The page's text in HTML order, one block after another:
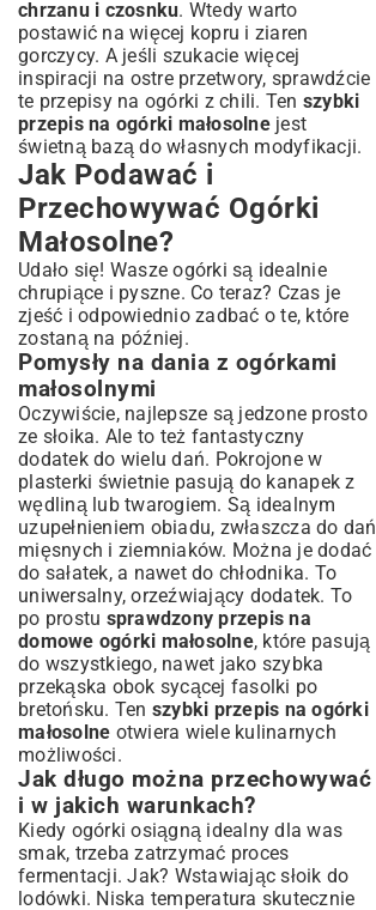
chrzanu i czosnku. Wtedy warto
postawić na więcej kopru i ziaren
gorczycy. A jeśli szukacie więcej
inspiracji na ostre przetwory, sprawdźcie
te przepisy na ogórki z chili. Ten szybki
przepis na ogórki małosolnejest
świetną bazą do własnych modyfikacji.
Jak Podawać i
Przechowywać Ogórki
Małosolne?
Udało się! Wasze ogórki są idealnie
chrupiące i pyszne. Co teraz? Czas je
zjeść i odpowiednio zadbać o te, które
zostaną na później.
Pomysły na dania z ogórkami
małosolnymi
Oczywiście, najlepsze są jedzone prosto
ze słoika. Ale to też fantastyczny
dodatek do wielu dań. Pokrojone w
plasterki świetnie pasują do kanapek z
wędliną lub twarogiem. Są idealnym
uzupełnieniem obiadu, zwłaszcza do dań
mięsnych i ziemniaków. Można je dodać
do sałatek, a nawet do chłodnika. To
uniwersalny, orzeźwiający dodatek. To
po prostu sprawdzony przepis na
domowe ogórki małosolne, które pasują
do wszystkiego, nawet jako szybka
przekąska obok sycącej fasolki po
bretońsku. Ten szybki przepis na ogórki
małosolne otwiera wiele kulinarnych
możliwości.
Jak długo można przechowywać
i w jakich warunkach?
Kiedy ogórki osiągną idealny dla was
smak, trzeba zatrzymać proces
fermentacji. Jak? Wstawiając słoik do
lodówki. Niska temperatura skutecznie